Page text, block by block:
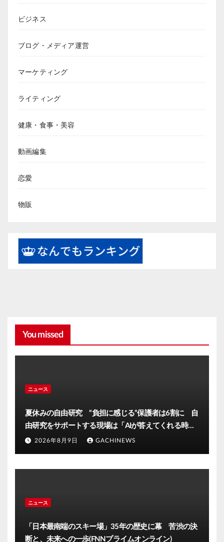
ビジネス
ブログ・メディア運営
マーケティング
ライティング
健康・食事・美容
動画編集
恋愛
物販
You missed
ニュース
夏休みの自由研究 “負担に感じる”保護者は6割に 自
由研究をサポートする現場は「AIが答えてくれる時代
だが自分の目で」大分発(FNNプライムオンライン)
2026年8月9日 GACHINEWS
ニュース
「日本最南端のスキー場」35年の歴史に幕 苦渋の決
断と、未来への一歩(FNNプライムオンライン)